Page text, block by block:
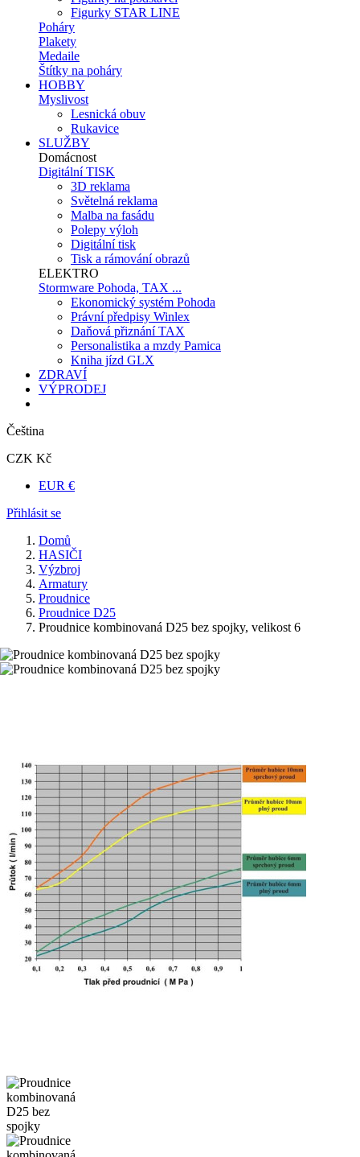
Figurky STAR LINE
Poháry
Plakety
Medaile
Štítky na poháry
HOBBY
Myslivost
Lesnická obuv
Rukavice
SLUŽBY
Domácnost
Digitální TISK
3D reklama
Světelná reklama
Malba na fasádu
Polepy výloh
Digitální tisk
Tisk a rámování obrazů
ELEKTRO
Stormware Pohoda, TAX ...
Ekonomický systém Pohoda
Právní předpisy Winlex
Daňová přiznání TAX
Personalistika a mzdy Pamica
Kniha jízd GLX
ZDRAVÍ
VÝPRODEJ
Čeština
CZK Kč
EUR €
Přihlásit se
Domů
HASIČI
Výzbroj
Armatury
Proudnice
Proudnice D25
Proudnice kombinovaná D25 bez spojky, velikost 6